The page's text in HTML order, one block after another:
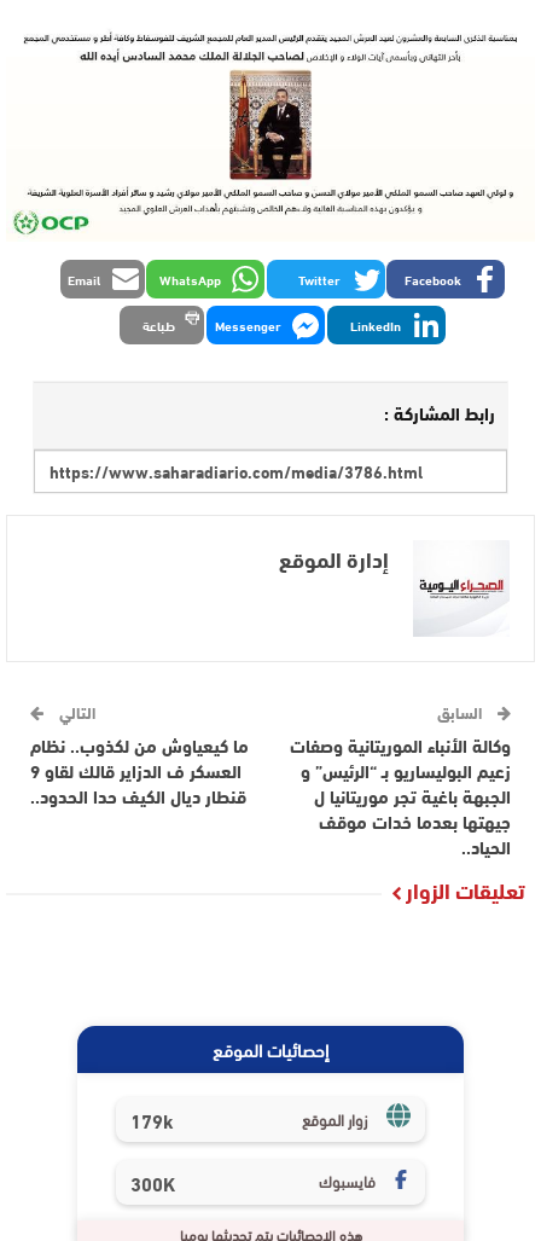
Facebook
Twitter
WhatsApp
Email
LinkedIn
Messenger طباعة
رابط المشاركة :
إدارة الموقع
السابق
وكالة الأنباء الموريتانية وصفات
زعيم البوليساريو بـ “الرئيس” و
الجبهة باغية تجر موريتانيا ل
جيهتها بعدما خدات موقف
الحياد..
التالي
ما كيعياوش من لكذوب.. نظام
العسكر ف الدزاير قالك لقاو 9
قنطار ديال الكيف حدا الحدود..
تعليقات الزوار
إحصائيات الموقع
زوار الموقع 179k
فايسبوك 300K
هذه الإحصائيات يتم تحديثها يوميا